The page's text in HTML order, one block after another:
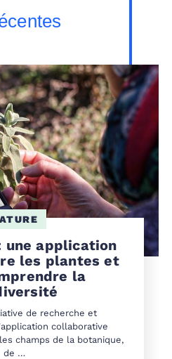
une application
les plantes et
la
de recherche et
collaborative
champs de la botanique,
de …